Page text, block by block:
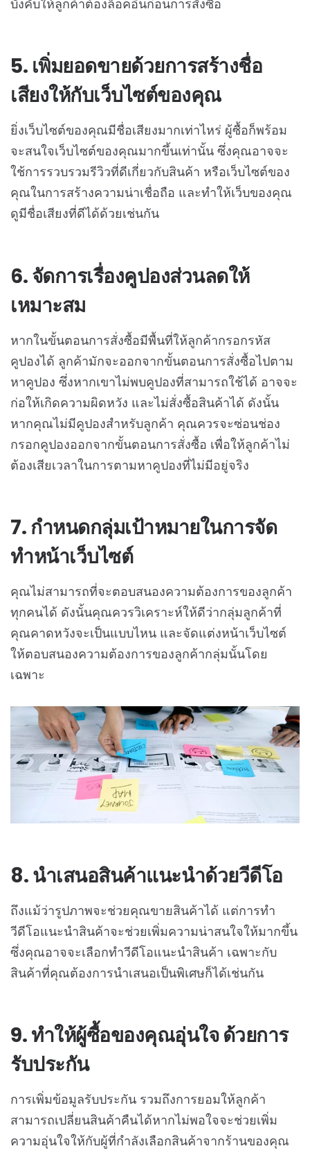
บังคับให้ลูกค้าต้องล็อคอินก่อนการสั่งซื้อ
5. เพิ่มยอดขายด้วยการสร้างชื่อ
เสียงให้กับเว็บไซต์ของคุณ
ยิ่งเว็บไซต์ของคุณมีชื่อเสียงมากเท่าไหร่ ผู้ซื้อก็พร้อม
จะสนใจเว็บไซต์ของคุณมากขึ้นเท่านั้น ซึ่งคุณอาจจะ
ใช้การรวบรวมรีวิวที่ดีเกี่ยวกับสินค้า หรือเว็บไซต์ของ
คุณในการสร้างความน่าเชื่อถือ และทำให้เว็บของคุณ
ดูมีชื่อเสียงที่ดีได้ด้วยเช่นกัน
6. จัดการเรื่องคูปองส่วนลดให้
เหมาะสม
หากในขั้นตอนการสั่งซื้อมีพื้นที่ให้ลูกค้ากรอกรหัส
คูปองได้ ลูกค้ามักจะออกจากขั้นตอนการสั่งซื้อไปตาม
หาคูปอง ซึ่งหากเขาไม่พบคูปองที่สามารถใช้ได้ อาจจะ
ก่อให้เกิดความผิดหวัง และไม่สั่งซื้อสินค้าได้ ดังนั้น
หากคุณไม่มีคูปองสำหรับลูกค้า คุณควรจะซ่อนช่อง
กรอกคูปองออกจากขั้นตอนการสั่งซื้อ เพื่อให้ลูกค้าไม่
ต้องเสียเวลาในการตามหาคูปองที่ไม่มีอยู่จริง
7. กำหนดกลุ่มเป้าหมายในการจัด
ทำหน้าเว็บไซต์
คุณไม่สามารถที่จะตอบสนองความต้องการของลูกค้า
ทุกคนได้ ดังนั้นคุณควรวิเคราะห์ให้ดีว่ากลุ่มลูกค้าที่
คุณคาดหวังจะเป็นแบบไหน และจัดแต่งหน้าเว็บไซต์
ให้ตอบสนองความต้องการของลูกค้ากลุ่มนั้นโดย
เฉพาะ
8. นำเสนอสินค้าแนะนำด้วยวีดีโอ
ถึงแม้ว่ารูปภาพจะช่วยคุณขายสินค้าได้ แต่การทำ
วีดีโอแนะนำสินค้าจะช่วยเพิ่มความน่าสนใจให้มากขึ้น
ซึ่งคุณอาจจะเลือกทำวีดีโอแนะนำสินค้า เฉพาะกับ
สินค้าที่คุณต้องการนำเสนอเป็นพิเศษก็ได้เช่นกัน
9. ทำให้ผู้ซื้อของคุณอุ่นใจ ด้วยการ
รับประกัน
การเพิ่มข้อมูลรับประกัน รวมถึงการยอมให้ลูกค้า
สามารถเปลี่ยนสินค้าคืนได้หากไม่พอใจจะช่วยเพิ่ม
ความอุ่นใจให้กับผู้ที่กำลังเลือกสินค้าจากร้านของคุณ